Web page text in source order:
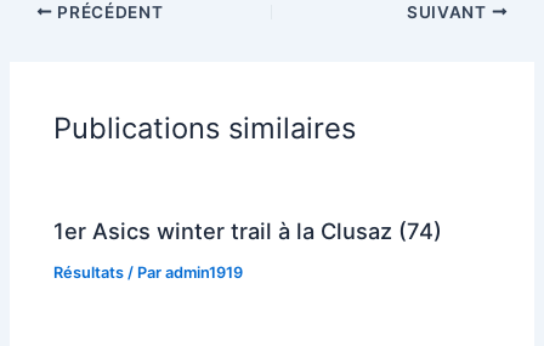
PRÉCÉDENT SUIVANT
Publications similaires
1er Asics winter trail à la Clusaz (74)
Résultats / Paradmin1919